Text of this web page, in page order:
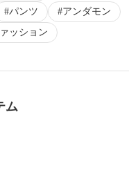
パンツ
アンダモン
ッション
ム